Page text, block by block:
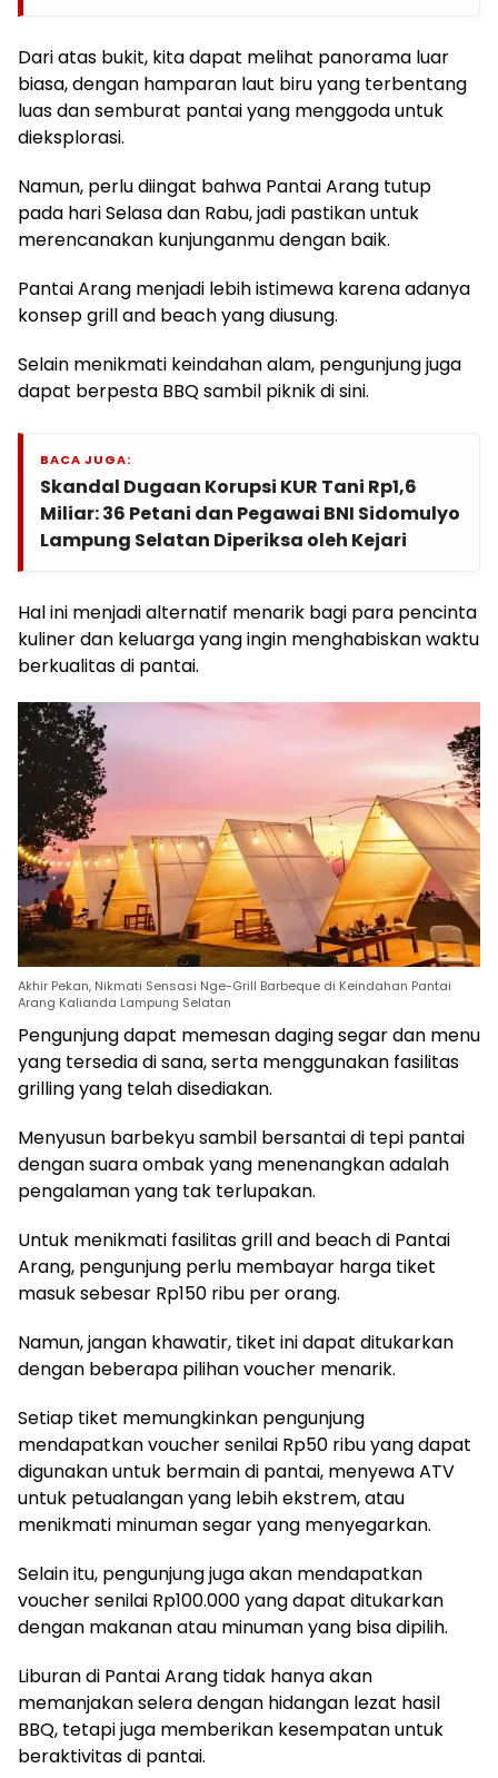
Dari atas bukit, kita dapat melihat panorama luar
biasa, dengan hamparan laut biru yang terbentang
luas dan semburat pantai yang menggoda untuk
dieksplorasi.
Namun, perlu diingat bahwa Pantai Arang tutup
pada hari Selasa dan Rabu, jadi pastikan untuk
merencanakan kunjunganmu dengan baik.
Pantai Arang menjadi lebih istimewa karena adanya
konsep grill and beach yang diusung.
Selain menikmati keindahan alam, pengunjung juga
dapat berpesta BBQ sambil piknik di sini.
BACA JUGA:
Skandal Dugaan Korupsi KUR Tani Rp1,6
Miliar: 36 Petani dan Pegawai BNI Sidomulyo
Lampung Selatan Diperiksa oleh Kejari
Hal ini menjadi alternatif menarik bagi para pencinta
kuliner dan keluarga yang ingin menghabiskan waktu
berkualitas di pantai.
Akhir Pekan, Nikmati Sensasi Nge-Grill Barbeque di Keindahan Pantai
Arang Kalianda Lampung Selatan
Pengunjung dapat memesan daging segar dan menu
yang tersedia di sana, serta menggunakan fasilitas
grilling yang telah disediakan.
Menyusun barbekyu sambil bersantai di tepi pantai
dengan suara ombak yang menenangkan adalah
pengalaman yang tak terlupakan.
Untuk menikmati fasilitas grill and beach di Pantai
Arang, pengunjung perlu membayar harga tiket
masuk sebesar Rp150 ribu per orang.
Namun, jangan khawatir, tiket ini dapat ditukarkan
dengan beberapa pilihan voucher menarik.
Setiap tiket memungkinkan pengunjung
mendapatkan voucher senilai Rp50 ribu yang dapat
digunakan untuk bermain di pantai, menyewa ATV
untuk petualangan yang lebih ekstrem, atau
menikmati minuman segar yang menyegarkan.
Selain itu, pengunjung juga akan mendapatkan
voucher senilai Rp100.000 yang dapat ditukarkan
dengan makanan atau minuman yang bisa dipilih.
Liburan di Pantai Arang tidak hanya akan
memanjakan selera dengan hidangan lezat hasil
BBQ, tetapi juga memberikan kesempatan untuk
beraktivitas di pantai.